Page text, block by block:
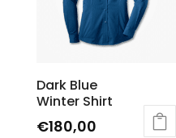
Dark Blue
Winter Shirt
€180,00